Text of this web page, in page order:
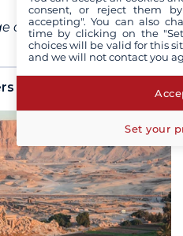
auf Anfrage mehr+
von Luxor
consent, or reject them
accepting". You can also
time by clicking on the
choices will be valid for this
and we will not contact you
Set your